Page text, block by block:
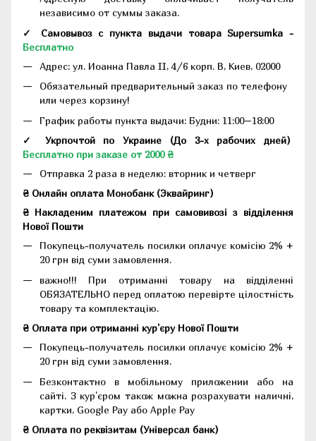
независимо от суммы заказа.
✓ Самовывоз с пункта выдачи товара Supersumka -
Бесплатно
Адрес: ул. Иоанна Павла II, 4/6 корп. В, Киев, 02000
Обязательный предварительный заказ по телефону
или через корзину!
График работы пункта выдачи: Будни: 11:00–18:00
✓ Укрпочтой по Украине (До 3-х рабочих дней)
Бесплатно при заказе от 2000 ₴
Отправка 2 раза в неделю: вторник и четверг
₴ Онлайн оплата Монобанк (Эквайринг)
₴ Накладеним платежом при самовивозі з відділення
Нової Пошти
Покупець-получатель посилки оплачує комісію 2% +
20 грн від суми замовлення.
важно!!! При отриманні товару на відділенні
ОБЯЗАТЕЛЬНО перед оплатою перевірте цілостність
товару та комплектацію.
₴ Оплата при отриманні кур'єру Нової Пошти
Покупець-получатель посилки оплачує комісію 2% +
20 грн від суми замовлення.
Безконтактно в мобільному приложении або на
сайті. З кур'єром також можна розрахувати наличні,
картки, Google Pay або Apple Pay
₴ Оплата по реквізитам (Універсал банк)